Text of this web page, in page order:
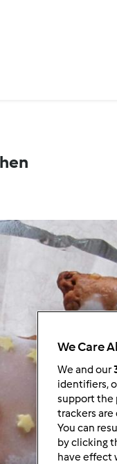
We Care
We and our
identifiers,
support the
trackers are
You can
by clicking
have effect